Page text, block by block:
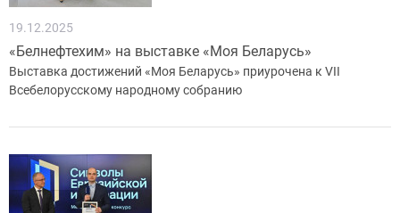
19.12.2025
«Белнефтехим» на выставке «Моя Беларусь»
Выставка достижений «Моя Беларусь» приурочена к VII
Всебелорусскому народному собранию